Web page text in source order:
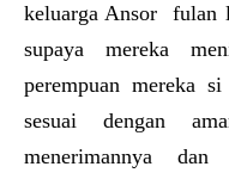
keluarga Ansor fulan
supaya mereka
perempuan mereka
sesuai dengan
menerimannya dan